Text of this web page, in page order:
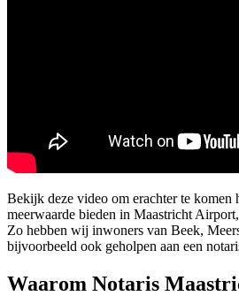
Bekijk deze video om erachter te komen
meerwaarde bieden in Maastricht
Zo hebben wij inwoners van Beek,
bijvoorbeeld ook geholpen aan een
Waarom Notaris